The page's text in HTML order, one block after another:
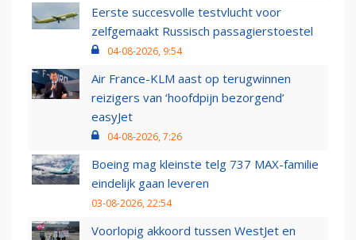
Eerste succesvolle testvlucht voor
zelfgemaakt Russisch passagierstoestel
04-08-2026, 9:54
Air France-KLM aast op terugwinnen
reizigers van ‘hoofdpijn bezorgend’
easyJet
04-08-2026, 7:26
Boeing mag kleinste telg 737 MAX-familie
eindelijk gaan leveren
03-08-2026, 22:54
Voorlopig akkoord tussen WestJet en